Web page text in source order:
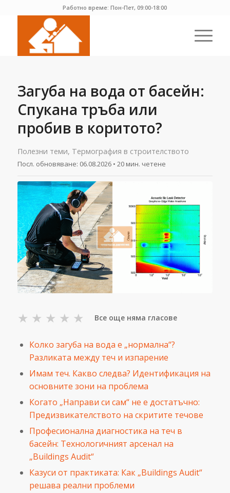
Работно време: Пон-Пет, 09:00-18:00
Загуба на вода от басейн:
Спукана тръба или
пробив в коритото?
Полезни теми, Термография в строителството
Посл. обновяване: 06.08.2026• 20 мин. четене
★
★
★
★
★ Все още няма гласове
Колко загуба на вода е „нормална“?
Разликата между теч и изпарение
Имам теч. Какво следва? Идентификация на
основните зони на проблема
Когато „Направи си сам“ не е достатъчно:
Предизвикателството на скритите течове
Професионална диагностика на теч в
басейн: Технологичният арсенал на
„Buildings Audit“
Казуси от практиката: Как „Buildings Audit“
решава реални проблеми